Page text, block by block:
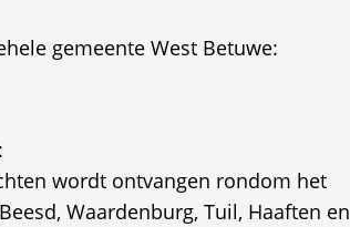
gemeente West Betuwe:
wordt ontvangen rondom het
Waardenburg, Tuil, Haaften en